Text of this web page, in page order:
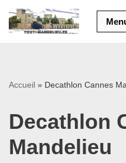
Aller
Accueil » Decathlon Cannes
Decathlon
Mandelieu